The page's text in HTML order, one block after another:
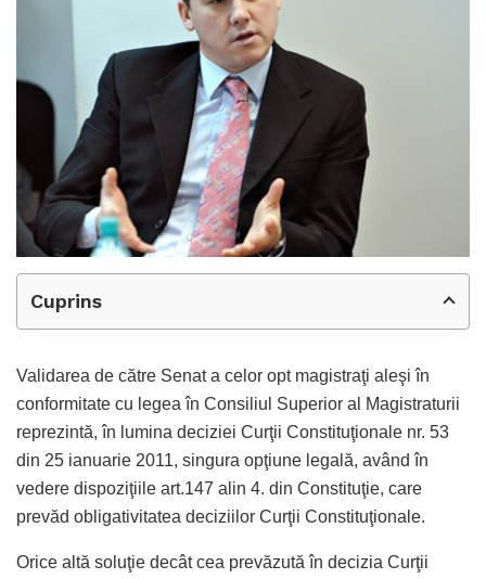
Cuprins
Validarea de către Senat a celor opt magistraţi aleşi în
conformitate cu legea în Consiliul Superior al Magistraturii
reprezintă, în lumina deciziei Curţii Constituţionale nr. 53
din 25 ianuarie 2011, singura opţiune legală, având în
vedere dispoziţiile art.147 alin 4. din Constituţie, care
prevăd obligativitatea deciziilor Curţii Constituţionale.
Orice altă soluţie decât cea prevăzută în decizia Curţii